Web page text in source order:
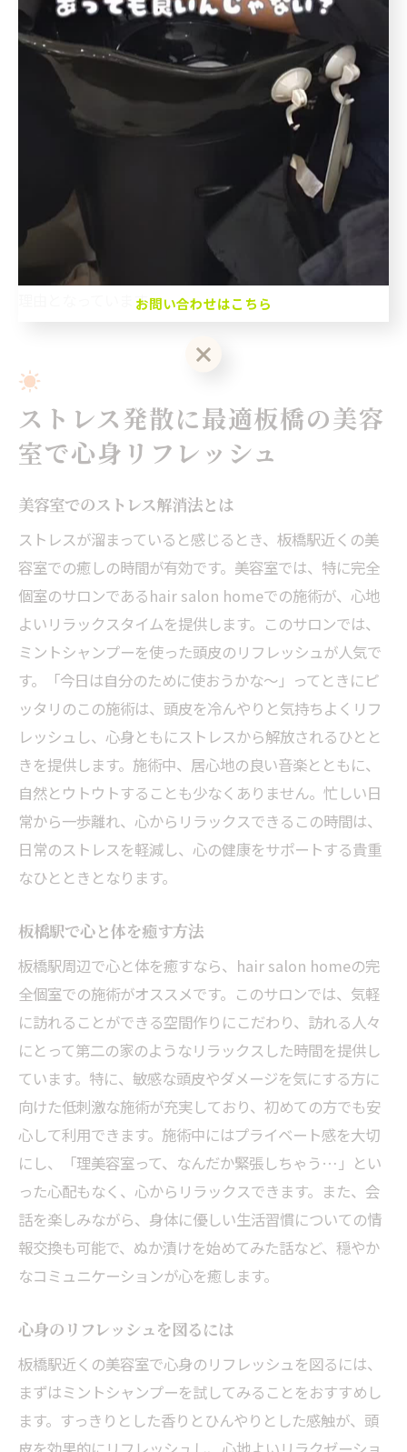
す。その一つは、個々のニーズに合わせたきめ細やかな
施術です。敏感な頭皮やダメージを気にする方には、低
刺激で髪に優しい処方のカラーリングを提案し、安心し
て利用いただけます。また、完全個室のリラックスでき
る空間で、肩肘張らずに過ごせるのも魅力の一つです。
美容室が苦手な方でも、気軽に訪れていただける環境を
整えており、「理美容室って、なんだか緊張しちゃ
う…」という心配は一切不要です。のんびりとした時間
を提供することで、忙しい日常の合間に一息つけるご褒
美タイムを楽しんでいただけるのが、リピーターが多い
理由となっています。
ストレス発散に最適板橋の美容
室で心身リフレッシュ
美容室でのストレス解消法とは
ストレスが溜まっていると感じるとき、板橋駅近くの美
容室での癒しの時間が有効です。美容室では、特に完全
個室のサロンであるhair salon homeでの施術が、心地
よいリラックスタイムを提供します。このサロンでは、
ミントシャンプーを使った頭皮のリフレッシュが人気で
す。「今日は自分のために使おうかな～」ってときにピ
ッタリのこの施術は、頭皮を冷んやりと気持ちよくリフ
レッシュし、心身ともにストレスから解放されるひとと
きを提供します。施術中、居心地の良い音楽とともに、
自然とウトウトすることも少なくありません。忙しい日
常から一歩離れ、心からリラックスできるこの時間は、
日常のストレスを軽減し、心の健康をサポートする貴重
なひとときとなります。
板橋駅で心と体を癒す方法
板橋駅周辺で心と体を癒すなら、hair salon homeの完
全個室での施術がオススメです。このサロンでは、気軽
に訪れることができる空間作りにこだわり、訪れる人々
にとって第二の家のようなリラックスした時間を提供し
ています。特に、敏感な頭皮やダメージを気にする方に
向けた低刺激な施術が充実しており、初めての方でも安
心して利用できます。施術中にはプライベート感を大切
にし、「理美容室って、なんだか緊張しちゃう…」とい
った心配もなく、心からリラックスできます。また、会
話を楽しみながら、身体に優しい生活習慣についての情
報交換も可能で、ぬか漬けを始めてみた話など、穏やか
なコミュニケーションが心を癒します。
心身のリフレッシュを図るには
板橋駅近くの美容室で心身のリフレッシュを図るには、
まずはミントシャンプーを試してみることをおすすめし
ます。すっきりとした香りとひんやりとした感触が、頭
クーポン一覧はこちら
お問い合わせはこちら
根元の目安2,3cm◎根元カラーとクイックトリート
メント付き◎白髪染め、おしゃれ染めOK◎ブリー
チ、ハイライト等NG☆レブリン酸、植物美容オイル
配合のカラー剤使用★クイックTRを一緒に♪